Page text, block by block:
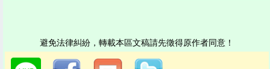
避免法律糾紛，轉載本區文稿請先徵得原作者同意！